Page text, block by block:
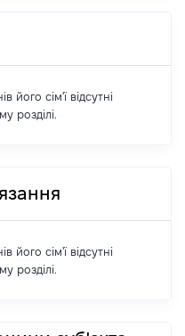
його сім'ї відсутні
розділі.
його сім'ї відсутні
розділі.